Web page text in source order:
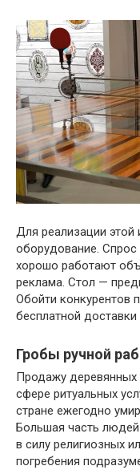
Для реализации этой
оборудование. Спрос
хорошо работают
реклама. Стол —
Обойти конкурентов
бесплатной доставки
Гробы ручной
Продажу
сфере ритуальных
стране ежегодно
Большая часть
в силу религиозных
погребения